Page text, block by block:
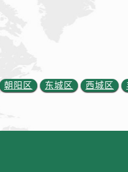
内蒙古自治区乌
内蒙古自治区锡
内蒙古自治区兴
山西省大同市平
山西省晋中市榆次
朝阳区 东城区 西城区